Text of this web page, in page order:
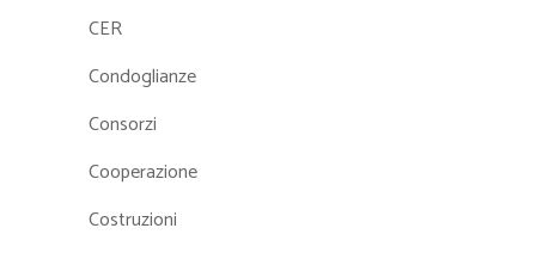
CER
Condoglianze
Consorzi
Cooperazione
Costruzioni